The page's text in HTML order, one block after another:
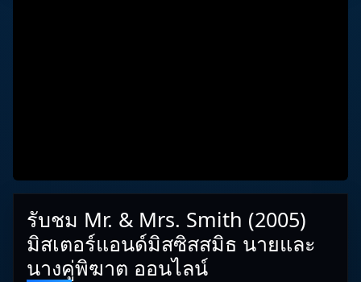
รับชม Mr. & Mrs. Smith (2005)
มิสเตอร์แอนด์มิสซิสสมิธ นายและ
นางคู่พิฆาต ออนไลน์